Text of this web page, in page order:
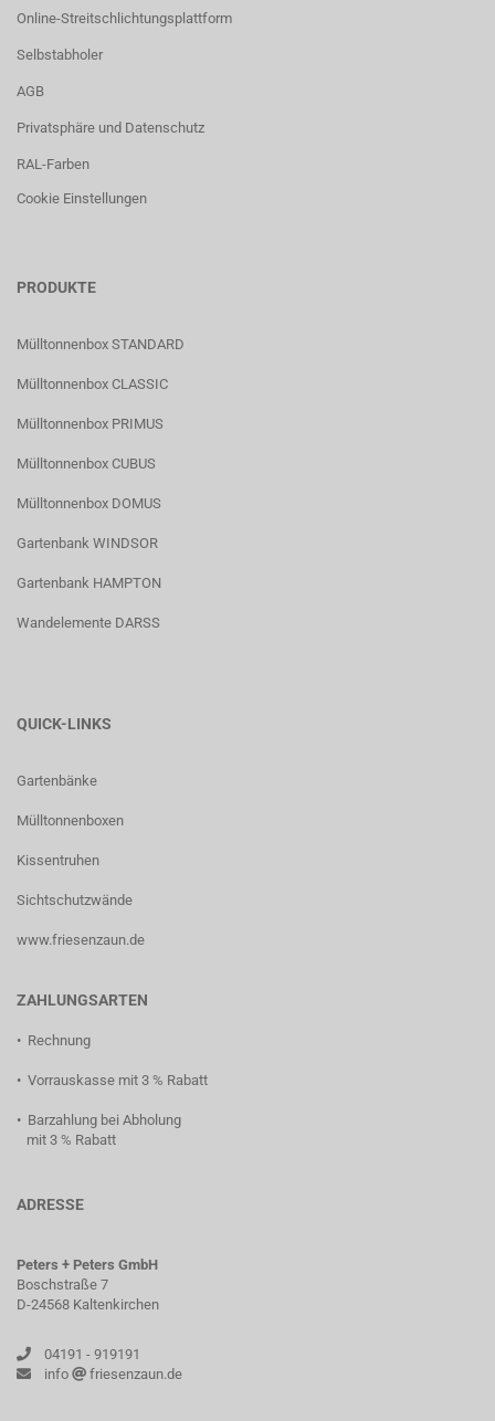
Online-Streitschlichtungsplattform
Selbstabholer
AGB
Privatsphäre und Datenschutz
RAL-Farben
Cookie Einstellungen
PRODUKTE
Mülltonnenbox STANDARD
Mülltonnenbox CLASSIC
Mülltonnenbox PRIMUS
Mülltonnenbox CUBUS
Mülltonnenbox DOMUS
Gartenbank WINDSOR
Gartenbank HAMPTON
Wandelemente DARSS
QUICK-LINKS
Gartenbänke
Mülltonnenboxen
Kissentruhen
Sichtschutzwände
www.friesenzaun.de
ZAHLUNGSARTEN
• Rechnung
• Vorrauskasse mit 3 % Rabatt
• Barzahlung bei Abholung
mit 3 % Rabatt
ADRESSE
Peters + Peters GmbH
Boschstraße 7
D-24568 Kaltenkirchen
04191 - 919191
info
friesenzaun.de